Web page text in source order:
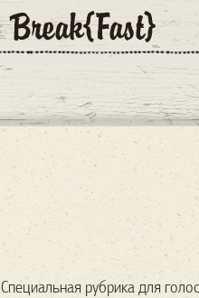
Специальная рубрика для